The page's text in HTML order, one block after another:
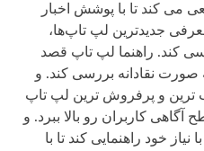
می کند تا با پوشش اخبار
جدیدترین لپ تاپ‌ها،
کند. راهنما لپ تاپ قصد
صورت نقادانه بررسی کند. و
ترین و پرفروش ترین لپ تاپ
کاربران رو بالا ببرد. و
خود راهنمایی کند تا با